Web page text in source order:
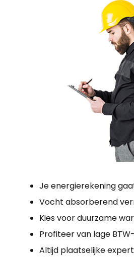
Je energierekening
Vocht absorberend
Kies voor duurzame
Profiteer van lage
Altijd plaatselijke